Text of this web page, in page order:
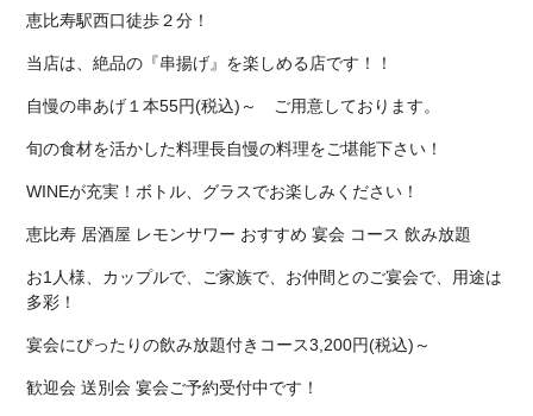
恵比寿駅西口徒歩２分！
当店は、絶品の『串揚げ』を楽しめる店です！！
自慢の串あげ１本55円(税込)～ ご用意しております。
旬の食材を活かした料理長自慢の料理をご堪能下さい！
WINEが充実！ボトル、グラスでお楽しみください！
恵比寿 居酒屋 レモンサワー おすすめ 宴会 コース 飲み放題
お1人様、カップルで、ご家族で、お仲間とのご宴会で、用途は
多彩！
宴会にぴったりの飲み放題付きコース3,200円(税込)～
歓迎会 送別会 宴会ご予約受付中です！